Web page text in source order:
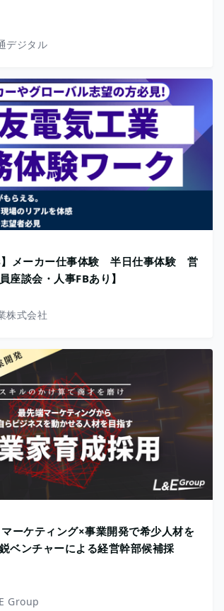
デジタル
】メーカー仕事体験 半日仕事体験 営
座談会・人事FBあり】
株式会社
マーケティング×事業開発で希少人材を
ベンチャーによる経営幹部候補採
Group